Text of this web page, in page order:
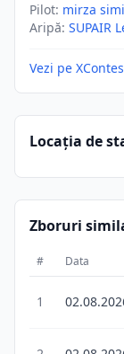
Pilot: mirza
Aripă: SUPAIR
Vezi pe
Locația de
Zboruri
# Data
1